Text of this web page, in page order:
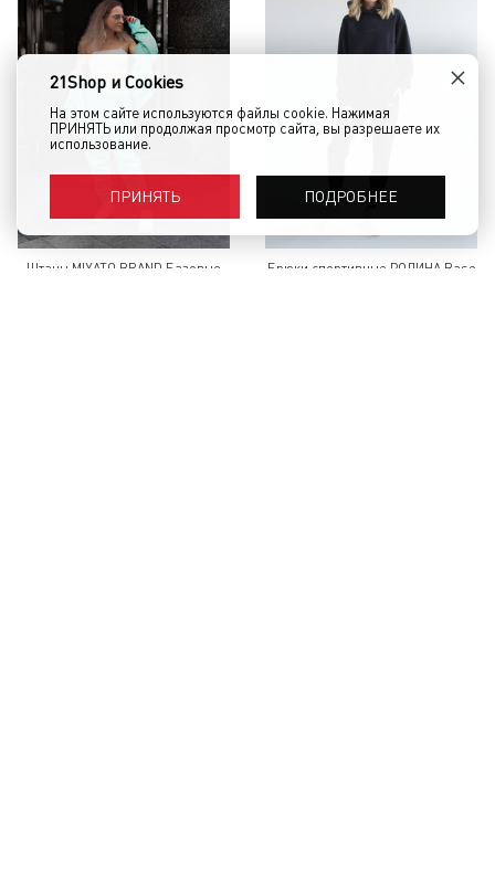
Штаны MIYATO BRAND Базовые
Брюки спортивные РОДИНА Base
21Shop и Cookies
На этом сайте используются файлы cookie. Нажимая
ПРИНЯТЬ или продолжая просмотр сайта, вы разрешаете их
использование.
ПРИНЯТЬ ПОДРОБНЕЕ
×